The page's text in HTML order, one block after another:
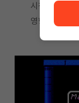
시청자와 소
영향을 주어